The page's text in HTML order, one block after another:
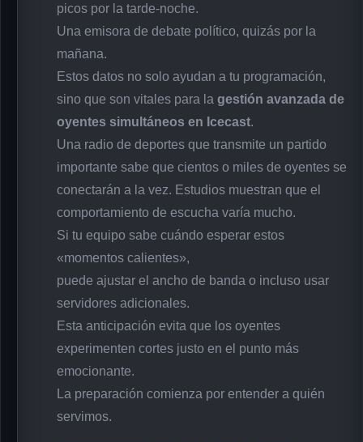
picos por la tarde-noche.
Una emisora de debate político, quizás por la
mañana.
Estos datos no solo ayudan a tu programación,
sino que son vitales para la gestión avanzada de
oyentes simultáneos en Icecast.
Una radio de deportes que transmite un partido
importante sabe que cientos o miles de oyentes se
conectarán a la vez. Estudios muestran que el
comportamiento de escucha varía mucho.
Si tu equipo sabe cuándo esperar estos
«momentos calientes»,
puede ajustar el ancho de banda o incluso usar
servidores adicionales.
Esta anticipación evita que los oyentes
experimenten cortes justo en el punto más
emocionante.
La preparación comienza por entender a quién
servimos.